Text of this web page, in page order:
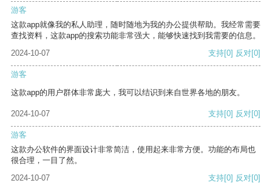
游客
这款app就像我的私人助理，随时随地为我的办公提供帮助。我经常需要
查找资料，这款app的搜索功能非常强大，能够快速找到我需要的信息。
2024-10-07
支持[0] 反对[0]
游客
这款app的用户群体非常庞大，我可以结识到来自世界各地的朋友。
2024-10-07 支持[0] 反对[0]
游客
这款办公软件的界面设计非常简洁，使用起来非常方便。功能的布局也
很合理，一目了然。
2024-10-07
支持[0] 反对[0]